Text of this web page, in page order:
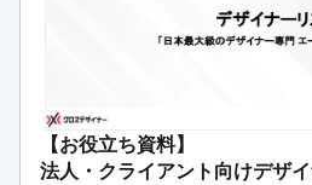
【お役立ち資料】
法人・クライアント向けデザ